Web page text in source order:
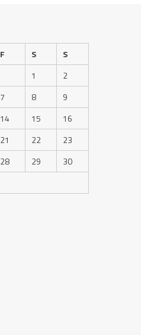
F S
S
1
2
7 8
9
14 15
16
21 22
23
28 29
30